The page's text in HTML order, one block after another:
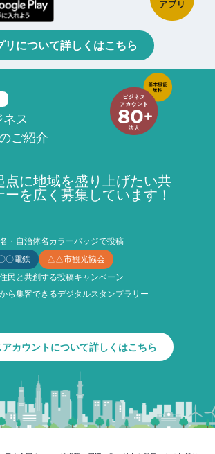
リについて詳しくはこちら
ス
ご紹介
点に地域を盛り上げたい共
を広く募集しています！
・自治体名カラーバッジで投稿
〇電鉄
△△市観光協会
民と共創する投稿キャンペーン
ら集客できるデジタルスタンプラリー
アカウントについて詳しくはこちら